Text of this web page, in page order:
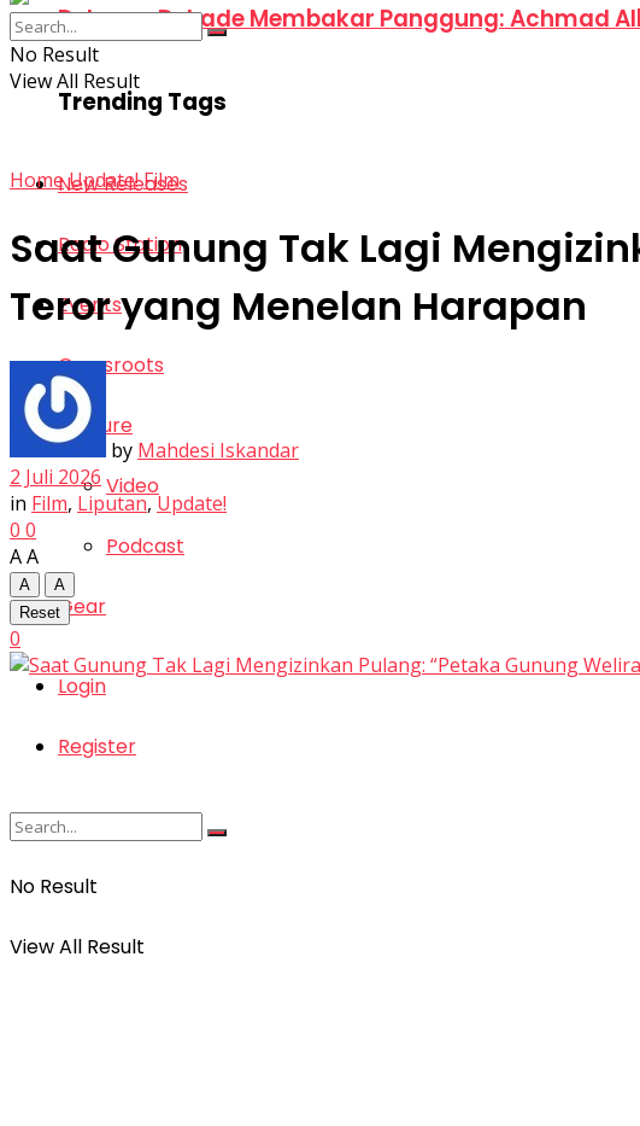
Delapan Dekade Membakar Panggung: Achmad
Trending Tags
New Releases
Radio Station
Events
Grassroots
Feature
Video
Podcast
Gear
Login
Register
No Result
View All Result
No Result
View All Result
HomeUpdate!Film
Saat Gunung Tak Lagi
Teror yang Menelan Harapan
by Mahdesi Iskandar
2 Juli 2026
in Film, Liputan,Update!
0 0
AA
A
A
Reset
0